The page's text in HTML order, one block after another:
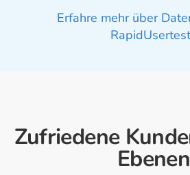
Erfahre mehr über
Zufriedene
Ebenen